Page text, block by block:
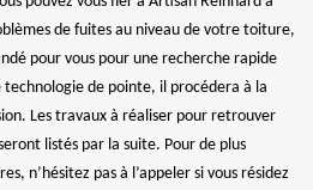
de fuites au niveau de votre toiture,
pour vous pour une recherche rapide
technologie de pointe, il procédera à la
Les travaux à réaliser pour retrouver
listés par la suite. Pour de plus
n’hésitez pas à l’appeler si vous résidez